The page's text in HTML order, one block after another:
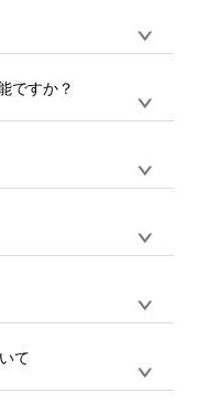
デザインツールから
まで完了できます。
ど、大口注文の場合
エコバッグコンシェル
をご利用ください。製
いほど、オンデマンド
製作することが可能で
/ PNG / AI / PSD /
ータの最大サイズ
可能です。使用できな
す。（※ Illustratorか
いません。AIで保存
ップロードして下さ
ですか？
す。30個以上のご製
ートが担当するエコバ
やFAX、メールなど
合は、製作数量が
ート担当が、デザイ
サー
(※ 30個以下の場合
利用ください)
送業者・伝票番号を
ますので、直接配送業
をお願い致します。
最大50%)が適用され
購入金額の1％が1ポ
て